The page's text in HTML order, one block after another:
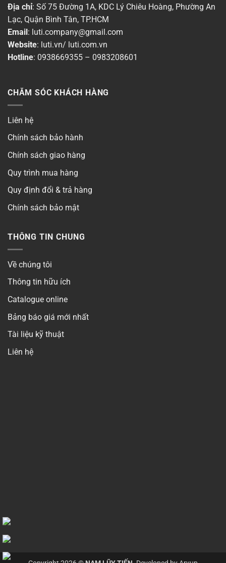
Địa chỉ: Số 75 Đường 1A, KDC Lý Chiêu Hoàng, Phường An
Lạc, Quận Bình Tân, TP.HCM
Email : luti.company@gmail.com
Website: luti.vn/ luti.com.vn
Hotline: 0938669355 – 0983208601
CHĂM SÓC KHÁCH HÀNG
Liên hệ
Chính sách bảo hành
Chính sách giao hàng
Quy trình mua hàng
Quy định đổi & trả hàng
Chính sách bảo mật
THÔNG TIN CHUNG
Về chúng tôi
Thông tin hữu ích
Catalogue online
Bảng báo giá mới nhất
Tài liệu kỹ thuật
Liên hệ